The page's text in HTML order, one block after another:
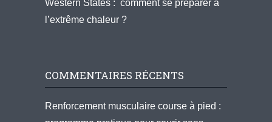
Western States : comment se préparer à
l’extrême chaleur ?
COMMENTAIRES RÉCENTS
Renforcement musculaire course à pied :